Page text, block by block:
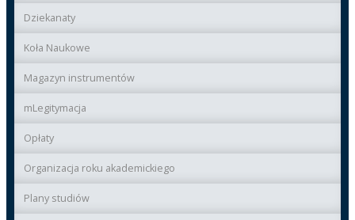
Dziekanaty
Koła Naukowe
Magazyn instrumentów
mLegitymacja
Opłaty
Organizacja roku akademickiego
Plany studiów